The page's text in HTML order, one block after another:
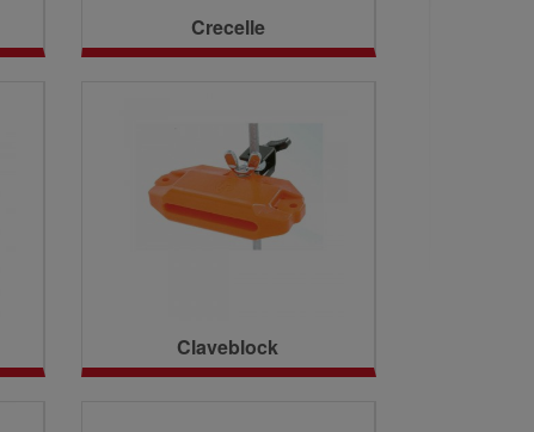
Crecelle
Claveblock